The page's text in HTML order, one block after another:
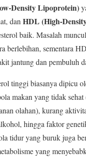
Density Lipoprotein)
dan HDL (High-
baik. Masalah
berlebihan, sementara
jantung dan pembuluh
tinggi biasanya dipicu
makan yang tidak
olahan), kurang
hingga faktor
tidur yang buruk juga
yang